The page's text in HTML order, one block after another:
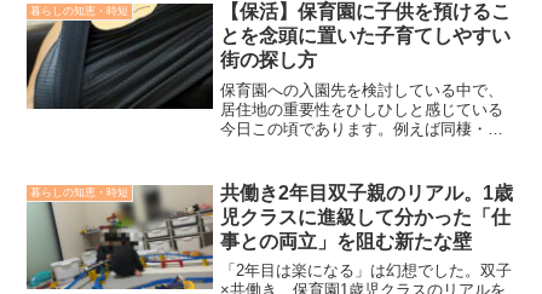
暮らしの知恵・時短
【保活】保育園に子供を預けるこ
とを念頭に置いた子育てしやすい
街の探し方
保育園への入園先を検討している中で、
居住地の重要性をひしひしと感じている
今日この頃であります。例えば同棲・結
イフステージの変化で居住地を探される
方々は多いのではないでしょうか。その
際、今絶賛保活中の身である僕が、子育
て視点であらかじめこうしておいたらよ
かったと思えることをこの記事で紹介し
ます。
暮らしの知恵・時短
共働き2年目双子親のリアル。1歳
児クラスに進級して分かった「仕
事との両立」を阻む新たな壁
「2年目は楽になる」は幻想でした。双子
×共働き、保育園1歳児クラスのリアルを